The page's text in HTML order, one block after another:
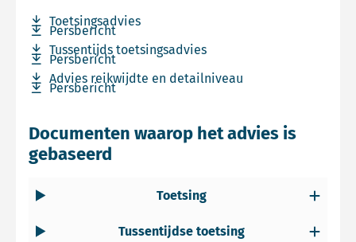
Toetsingsadvies
Download bestand Toetsingsadvies
Persbericht
Download bestand Persbericht
Tussentijds toetsingsadvies
Download bestand Tussentijds toetsingsadvies
Persbericht
Download bestand Persbericht
Advies reikwijdte en detailniveau
Download bestand Advies reikwijdte en detailniveau
Persbericht
Download bestand Persbericht
Documenten waarop het advies is
gebaseerd
Toetsing
Tussentijdse toetsing